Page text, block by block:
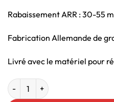
Rabaissement ARR : 30-55
Fabrication Allemande de
Livré avec le matériel pour